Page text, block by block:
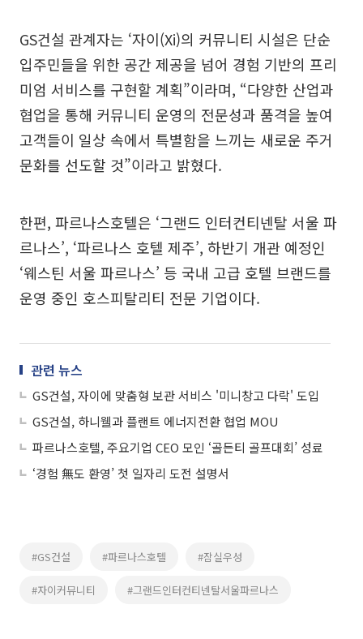
GS건설 관계자는 ‘자이(Xi)의 커뮤니티 시설은 단순
입주민들을 위한 공간 제공을 넘어 경험 기반의 프리
미엄 서비스를 구현할 계획”이라며, “다양한 산업과
협업을 통해 커뮤니티 운영의 전문성과 품격을 높여
고객들이 일상 속에서 특별함을 느끼는 새로운 주거
문화를 선도할 것”이라고 밝혔다.
한편, 파르나스호텔은 ‘그랜드 인터컨티넨탈 서울 파
르나스’, ‘파르나스 호텔 제주’, 하반기 개관 예정인
‘웨스틴 서울 파르나스’ 등 국내 고급 호텔 브랜드를
운영 중인 호스피탈리티 전문 기업이다.
관련 뉴스
GS건설, 자이에 맞춤형 보관 서비스 '미니창고 다락' 도입
GS건설, 하니웰과 플랜트 에너지전환 협업 MOU
파르나스호텔, 주요기업 CEO 모인 ‘골든티 골프대회’ 성료
‘경험 無도 환영’ 첫 일자리 도전 설명서
#GS건설 #파르나스호텔 #잠실우성
#자이커뮤니티 #그랜드인터컨티넨탈서울파르나스